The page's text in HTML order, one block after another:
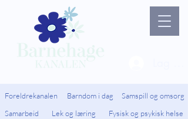
Foreldrekanalen Barndom i dag
Samspill og omsorg
Samarbeid
Lek og læring Fysisk og psykisk helse